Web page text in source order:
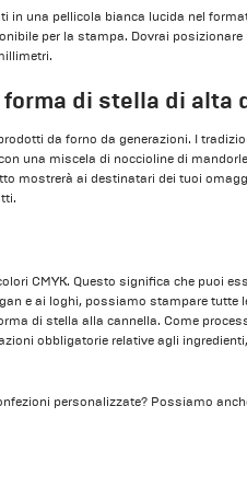
in una pellicola bianca lucida nel
per la stampa. Dovrai
di stella di alta
da forno da generazioni. I
una miscela di noccioline di
mostrerà ai destinatari dei tuoi
CMYK. Questo significa che puoi
e ai loghi, possiamo stampare tutte
di stella alla cannella. Come
obbligatorie relative agli
personalizzate? Possiamo